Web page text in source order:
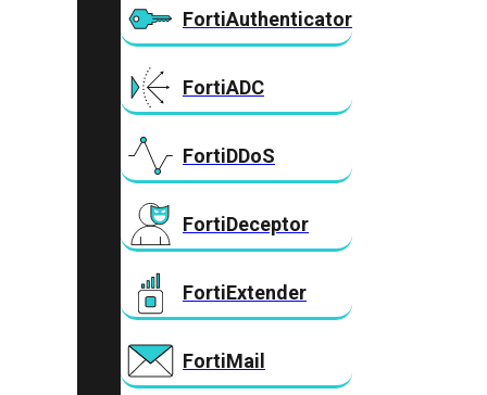
FortiAuthenticator
FortiADC
FortiDDoS
FortiDeceptor
FortiExtender
FortiMail